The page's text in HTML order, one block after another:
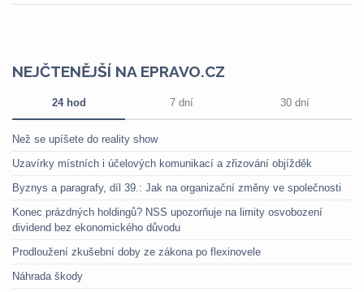
NEJČTENĚJŠÍ NA EPRAVO.CZ
24 hod 7 dní 30 dní
Než se upíšete do reality show
Uzavírky místních i účelových komunikací a zřizování objížděk
Byznys a paragrafy, díl 39.: Jak na organizační změny ve společnosti
Konec prázdných holdingů? NSS upozorňuje na limity osvobození
dividend bez ekonomického důvodu
Prodloužení zkušební doby ze zákona po flexinovele
Náhrada škody